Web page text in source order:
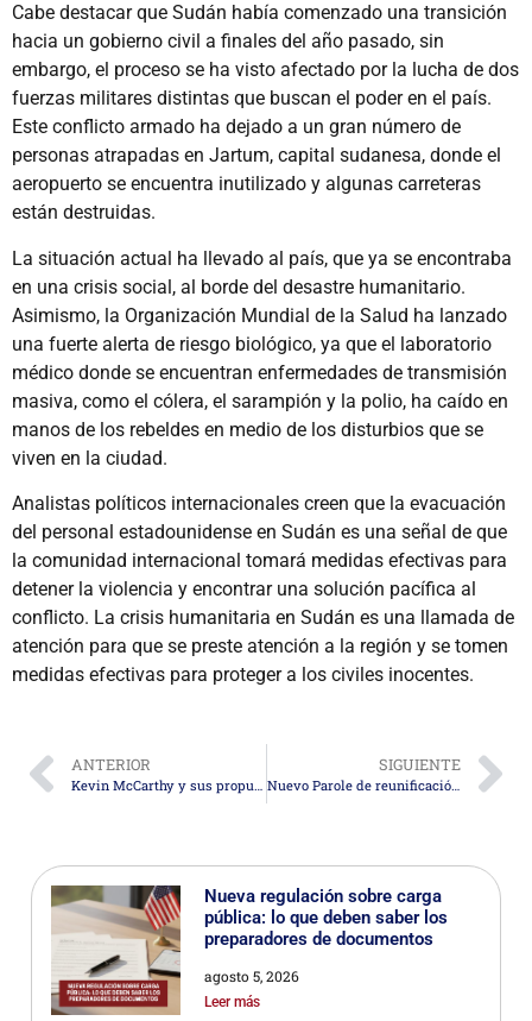
Cabe destacar que Sudán había comenzado una transición
hacia un gobierno civil a finales del año pasado, sin
embargo, el proceso se ha visto afectado por la lucha de dos
fuerzas militares distintas que buscan el poder en el país.
Este conflicto armado ha dejado a un gran número de
personas atrapadas en Jartum, capital sudanesa, donde el
aeropuerto se encuentra inutilizado y algunas carreteras
están destruidas.
La situación actual ha llevado al país, que ya se encontraba
en una crisis social, al borde del desastre humanitario.
Asimismo, la Organización Mundial de la Salud ha lanzado
una fuerte alerta de riesgo biológico, ya que el laboratorio
médico donde se encuentran enfermedades de transmisión
masiva, como el cólera, el sarampión y la polio, ha caído en
manos de los rebeldes en medio de los disturbios que se
viven en la ciudad.
Analistas políticos internacionales creen que la evacuación
del personal estadounidense en Sudán es una señal de que
la comunidad internacional tomará medidas efectivas para
detener la violencia y encontrar una solución pacífica al
conflicto. La crisis humanitaria en Sudán es una llamada de
atención para que se preste atención a la región y se tomen
medidas efectivas para proteger a los civiles inocentes.
ANTERIOR
Kevin McCarthy y sus propuestas sobre la “crisis migratoria”
SIGUIENTE
Nuevo Parole de reunificación familiar para Colombia, El Salvador, Guatemala y Honduras.
Nueva regulación sobre carga
pública: lo que deben saber los
preparadores de documentos
agosto 5, 2026
Leer más